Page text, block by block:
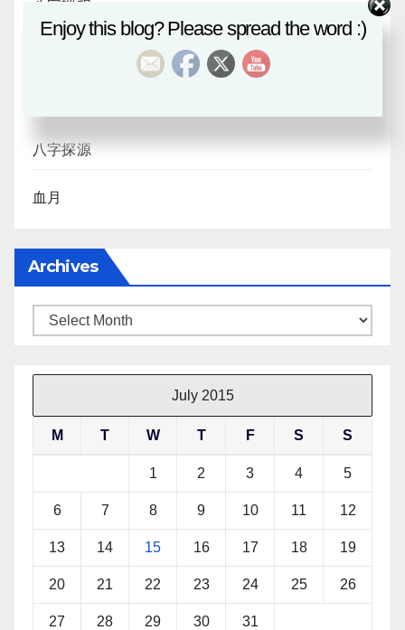
八字課程
八字探源
血月
Archives
Archives
July 2015
M T W T F S S
1 2 3 4 5
6 7 8 9 10 11 12
13 14 15 16 17 18 19
20 21 22 23 24 25 26
27 28 29 30 31
Enjoy this blog? Please spread the word :)